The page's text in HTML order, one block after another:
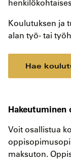
Koulutuksen ja
alan työ- tai
Hae
Hakeutuminen
Voit osallistua
maksuton.